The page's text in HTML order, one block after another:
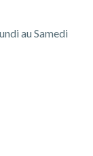
au Samedi